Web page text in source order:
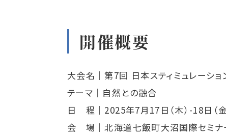
開催概要
大会名｜第7回 日本スティミュレーシ
テーマ｜自然との融合
日 程｜2025年7月17日（木）-18日（金
会 場｜北海道七飯町大沼国際セミナ